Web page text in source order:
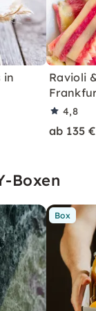
in
Ravioli
4,8
ab 135 €
Boxen
Box